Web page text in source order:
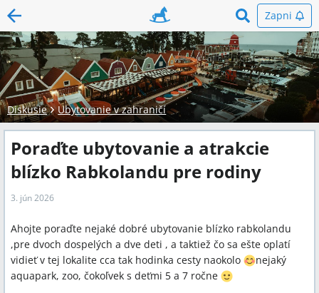
Zapni
Diskusie Ubytovanie v zahraničí
Poraďte ubytovanie a atrakcie
blízko Rabkolandu pre rodiny
3. jún 2026
Ahojte poraďte nejaké dobré ubytovanie blízko rabkolandu
,pre dvoch dospelých a dve deti , a taktiež čo sa ešte oplatí
vidieť v tej lokalite cca tak hodinka cesty naokolo
nejaký
aquapark, zoo, čokoľvek s deťmi 5 a 7 ročne